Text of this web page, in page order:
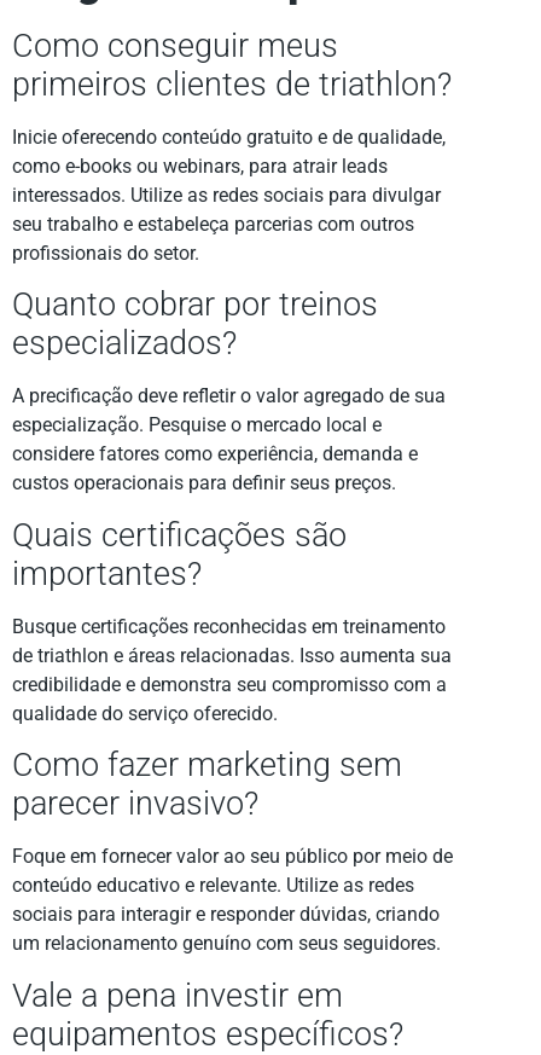
Como conseguir meus
primeiros clientes de triathlon?
Inicie oferecendo conteúdo gratuito e de qualidade,
como e-books ou webinars, para atrair leads
interessados. Utilize as redes sociais para divulgar
seu trabalho e estabeleça parcerias com outros
profissionais do setor.
Quanto cobrar por treinos
especializados?
A precificação deve refletir o valor agregado de sua
especialização. Pesquise o mercado local e
considere fatores como experiência, demanda e
custos operacionais para definir seus preços.
Quais certificações são
importantes?
Busque certificações reconhecidas em treinamento
de triathlon e áreas relacionadas. Isso aumenta sua
credibilidade e demonstra seu compromisso com a
qualidade do serviço oferecido.
Como fazer marketing sem
parecer invasivo?
Foque em fornecer valor ao seu público por meio de
conteúdo educativo e relevante. Utilize as redes
sociais para interagir e responder dúvidas, criando
um relacionamento genuíno com seus seguidores.
Vale a pena investir em
equipamentos específicos?